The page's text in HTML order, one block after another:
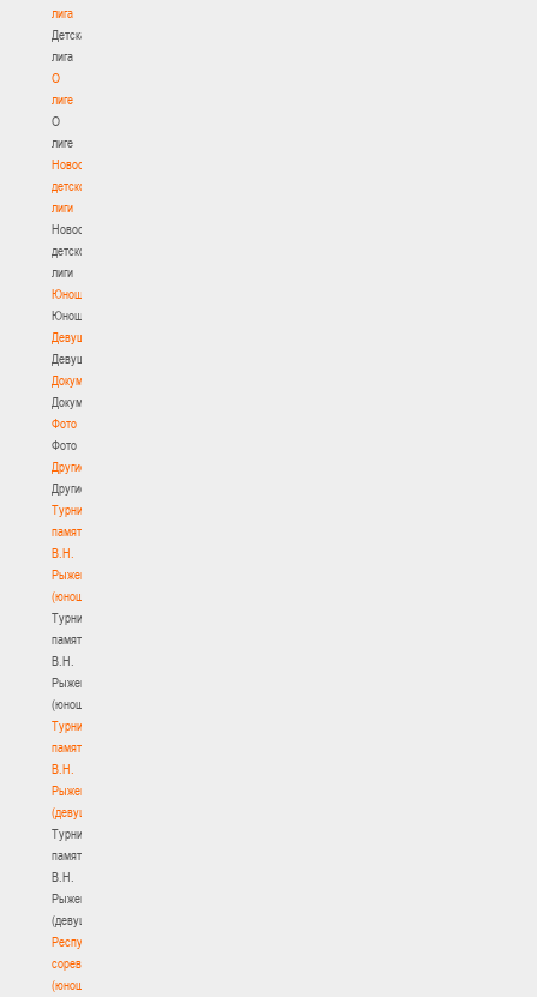
лига
Детская
лига
О
лиге
О
лиге
Новости
детской
лиги
Новости
детской
лиги
Юноши
Юноши
Девушки
Девушки
Документы
Документы
Фото
Фото
Другие
Другие
Турнир
памяти
В.Н.
Рыженкова
(юноши)
Турнир
памяти
В.Н.
Рыженкова
(юноши)
Турнир
памяти
В.Н.
Рыженкова
(девушки)
Турнир
памяти
В.Н.
Рыженкова
(девушки)
Республиканские
соревнования
(юноши)